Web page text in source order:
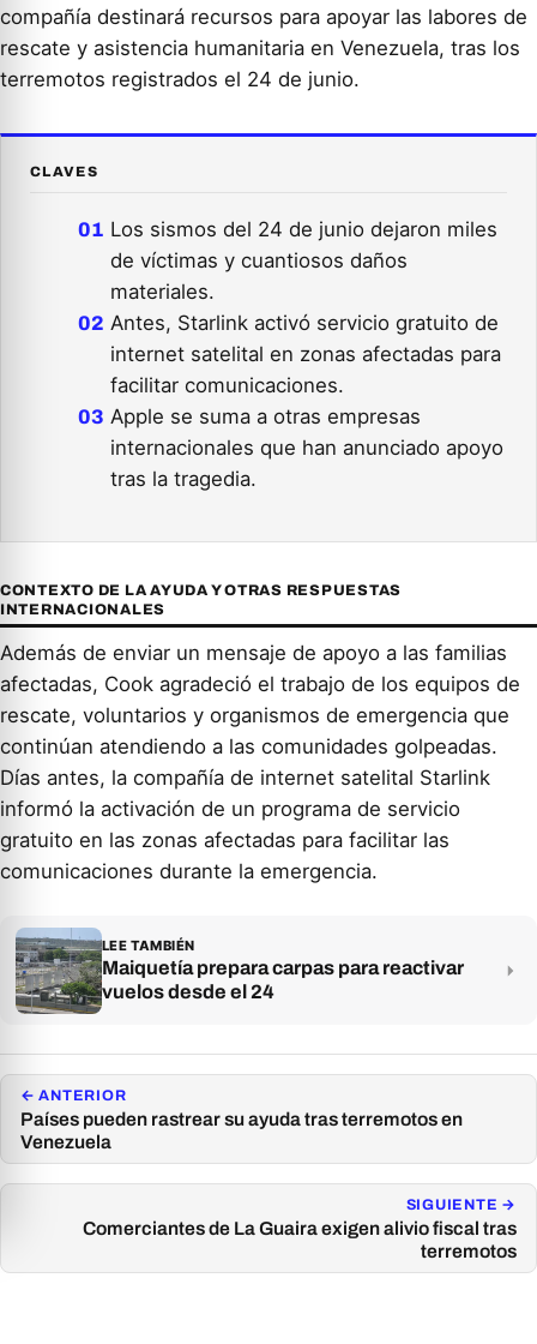
compañía destinará recursos para apoyar las labores de
rescate y asistencia humanitaria en Venezuela, tras los
terremotos registrados el 24 de junio.
CLAVES
Los sismos del 24 de junio dejaron miles
de víctimas y cuantiosos daños
materiales.
Antes, Starlink activó servicio gratuito de
internet satelital en zonas afectadas para
facilitar comunicaciones.
Apple se suma a otras empresas
internacionales que han anunciado apoyo
tras la tragedia.
CONTEXTO DE LA AYUDA Y OTRAS RESPUESTAS
INTERNACIONALES
Además de enviar un mensaje de apoyo a las familias
afectadas, Cook agradeció el trabajo de los equipos de
rescate, voluntarios y organismos de emergencia que
continúan atendiendo a las comunidades golpeadas.
Días antes, la compañía de internet satelital Starlink
informó la activación de un programa de servicio
gratuito en las zonas afectadas para facilitar las
comunicaciones durante la emergencia.
LEE TAMBIÉN
Maiquetía prepara carpas para reactivar
vuelos desde el 24
← ANTERIOR
Países pueden rastrear su ayuda tras terremotos en
Venezuela
SIGUIENTE →
Comerciantes de La Guaira exigen alivio fiscal tras
terremotos